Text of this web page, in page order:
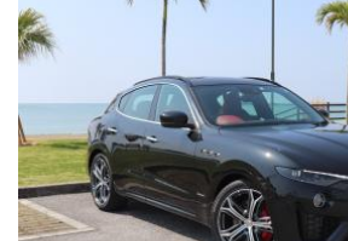
イバーにも同乗者にも心地よい時間を提供します。 ラ
ンリミテッドの魅力は、「移動手段」にと
ー性。 選ばれるボディカラーによって印
人の個性を自然に引き立ててくれます。 旅行や観光、撮影、仲間
とのドライブなど、 **「いつもとは違う
う方にこそおすすめしたいモデルです。 ユニバースレンタカーで
は、 JEEP ラングラー アンリミテッドを
なく、 **自由と遊び心を感じられる“体験
しています。 日常から少し離れたドライ